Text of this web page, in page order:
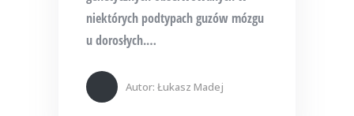
niektórych podtypach guzów mózgu
u dorosłych.…
Autor: Łukasz Madej